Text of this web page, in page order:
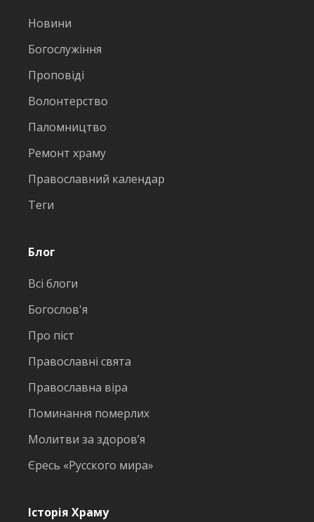
Новини
Богослужіння
Проповіді
Волонтерство
Паломництво
Ремонт храму
Православний календар
Теги
Блог
Всі блоги
Богослов'я
Про піст
Православні свята
Православна віра
Поминання померлих
Молитви за здоров’я
Єресь «Русского мира»
Історія Храму